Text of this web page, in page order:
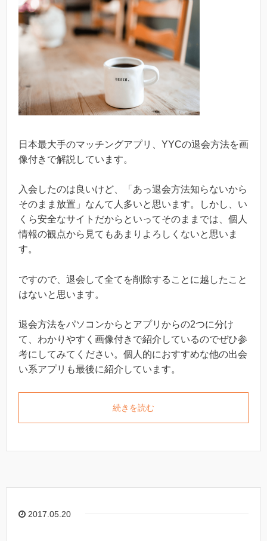
日本最大手のマッチングアプリ、YYCの退会方法を画
像付きで解説しています。
入会したのは良いけど、「あっ退会方法知らないから
そのまま放置」なんて人多いと思います。しかし、い
くら安全なサイトだからといってそのままでは、個人
情報の観点から見てもあまりよろしくないと思いま
す。
ですので、退会して全てを削除することに越したこと
はないと思います。
退会方法をパソコンからとアプリからの2つに分け
て、わかりやすく画像付きで紹介しているのでぜひ参
考にしてみてください。個人的におすすめな他の出会
い系アプリも最後に紹介しています。
続きを読む
2017.05.20